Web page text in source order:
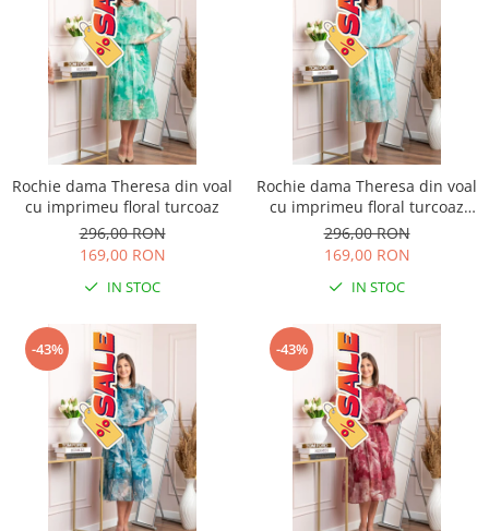
Rochie dama Theresa din voal
cu imprimeu floral turcoaz
296,00 RON
169,00 RON
IN STOC
Rochie dama Theresa din voal
cu imprimeu floral turcoaz
aqua
296,00 RON
169,00 RON
IN STOC
-43% -43%